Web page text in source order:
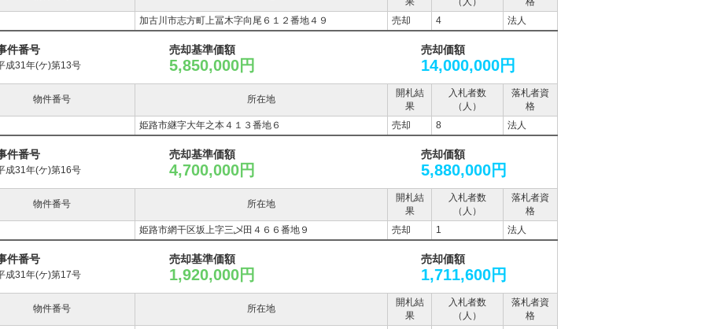
加古川市志方町上冨木字向尾６１２番地４９ 売却 4 法人
件番号
成31年(ケ)第13号
売却基準価額
5,850,000円
売却価額
14,000,000円
物件番号 所在地
開札結
果
入札者数
（人）
落札者資
格
姫路市継字大年之本４１３番地６ 売却 8 法人
件番号
成31年(ケ)第16号
売却基準価額
4,700,000円
売却価額
5,880,000円
物件番号 所在地
開札結
果
入札者数
（人）
落札者資
格
姫路市網干区坂上字三乄田４６６番地９ 売却 1 法人
件番号
成31年(ケ)第17号
売却基準価額
1,920,000円
売却価額
1,711,600円
物件番号 所在地
開札結
果
入札者数
（人）
落札者資
格